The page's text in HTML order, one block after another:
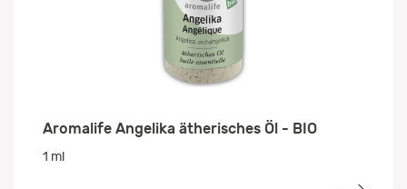
Aromalife Angelika ätherisches Öl - BIO
1 ml